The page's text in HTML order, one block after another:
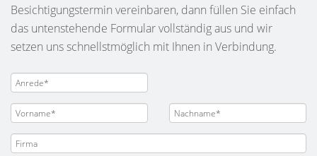
Besichtigungstermin vereinbaren, dann füllen Sie einfach
das untenstehende Formular vollständig aus und wir
setzen uns schnellstmöglich mit Ihnen in Verbindung.